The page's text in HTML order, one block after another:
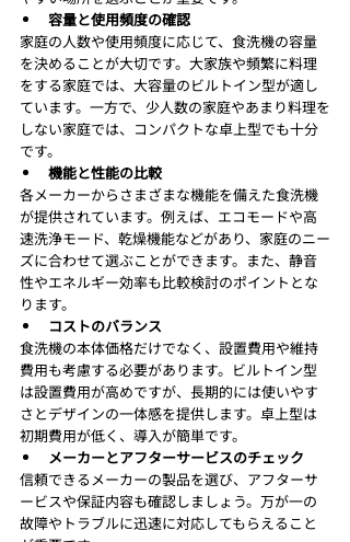
容量と使用頻度の確認
家庭の人数や使用頻度に応じて、食洗機の容量
を決めることが大切です。大家族や頻繁に料理
をする家庭では、大容量のビルトイン型が適し
ています。一方で、少人数の家庭やあまり料理を
しない家庭では、コンパクトな卓上型でも十分
です。
機能と性能の比較
各メーカーからさまざまな機能を備えた食洗機
が提供されています。例えば、エコモードや高
速洗浄モード、乾燥機能などがあり、家庭のニー
ズに合わせて選ぶことができます。また、静音
性やエネルギー効率も比較検討のポイントとな
ります。
コストのバランス
食洗機の本体価格だけでなく、設置費用や維持
費用も考慮する必要があります。ビルトイン型
は設置費用が高めですが、長期的には使いやす
さとデザインの一体感を提供します。卓上型は
初期費用が低く、導入が簡単です。
メーカーとアフターサービスのチェック
信頼できるメーカーの製品を選び、アフターサ
ービスや保証内容も確認しましょう。万が一の
故障やトラブルに迅速に対応してもらえること